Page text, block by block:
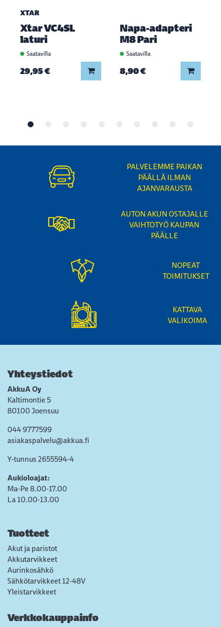
XTAR
Xtar VC4SL
laturi
Saatavilla
29,95 € Lisää koriin
Napa-adapteri
M8 Pari
Saatavilla
8,90 € Lisää
PALVELEMME PAIKAN
PÄÄLLÄ ILMAN
AJANVARAUSTA
AUTON AKUN OSTAJALLE
VAIHTOTYÖ KAUPAN
PÄÄLLE
NOPEAT
TOIMITUKSET
KATTAVA
VALIKOIMA
Yhteystiedot
AkkuA Oy
Kaltimontie 5
80100 Joensuu
044 9777599
asiakaspalvelu@akkua.fi
Y-tunnus 2655594-4
Aukioloajat:
Ma-Pe 8.00-17.00
La 10.00-13.00
Tuotteet
Akut ja paristot
Akkutarvikkeet
Aurinkosähkö
Sähkötarvikkeet 12-48V
Yleistarvikkeet
Verkkokauppainfo